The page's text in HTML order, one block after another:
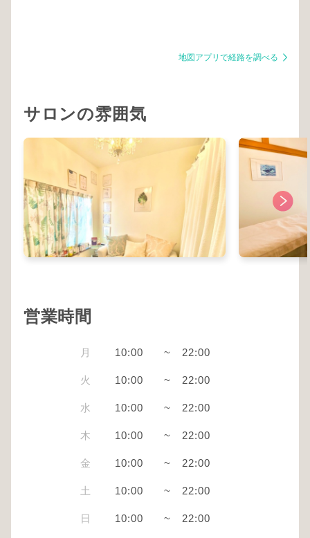
地図アプリで経路を調べる
サロンの雰囲気
営業時間
月 10:00 ~ 22:00
火 10:00 ~ 22:00
水 10:00 ~ 22:00
木 10:00 ~ 22:00
金 10:00 ~ 22:00
土 10:00 ~ 22:00
日 10:00 ~ 22:00